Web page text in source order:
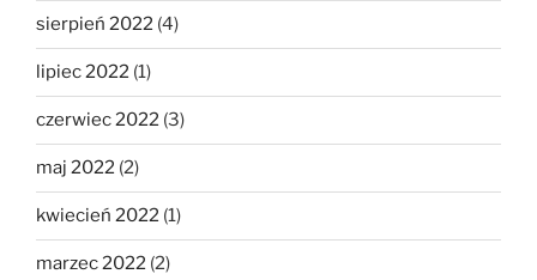
sierpień 2022 (4)
lipiec 2022 (1)
czerwiec 2022 (3)
maj 2022 (2)
kwiecień 2022 (1)
marzec 2022 (2)